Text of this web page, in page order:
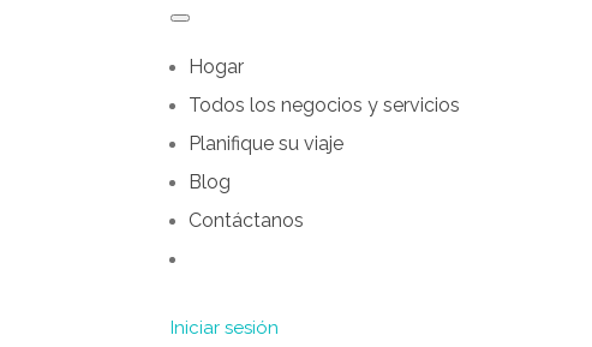
Hogar
Todos los negocios y servicios
Planifique su viaje
Blog
Contáctanos
Iniciar sesión